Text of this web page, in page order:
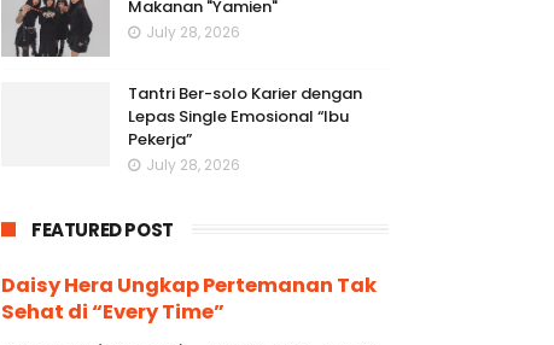
Makanan "Yamien"
July 28, 2026
Tantri Ber-solo Karier dengan
Lepas Single Emosional “Ibu
Pekerja”
July 28, 2026
FEATURED POST
Daisy Hera Ungkap Pertemanan Tak
Sehat di “Every Time”